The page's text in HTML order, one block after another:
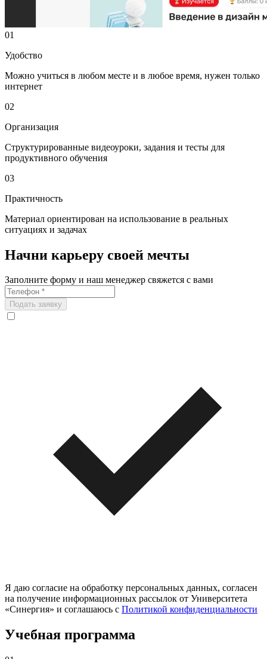
01
Удобство
Можно учиться в любом месте и в любое время, нужен только
интернет
02
Организация
Структурированные видеоуроки, задания и тесты для
продуктивного обучения
03
Практичность
Материал ориентирован на использование в реальных
ситуациях и задачах
Начни карьеру своей мечты
Заполните форму и наш менеджер свяжется с вами
Подать заявку
Я даю согласие на обработку персональных данных, согласен
на получение информационных рассылок от Университета
«Синергия» и соглашаюсь c Политикой конфиденциальности
Учебная программа